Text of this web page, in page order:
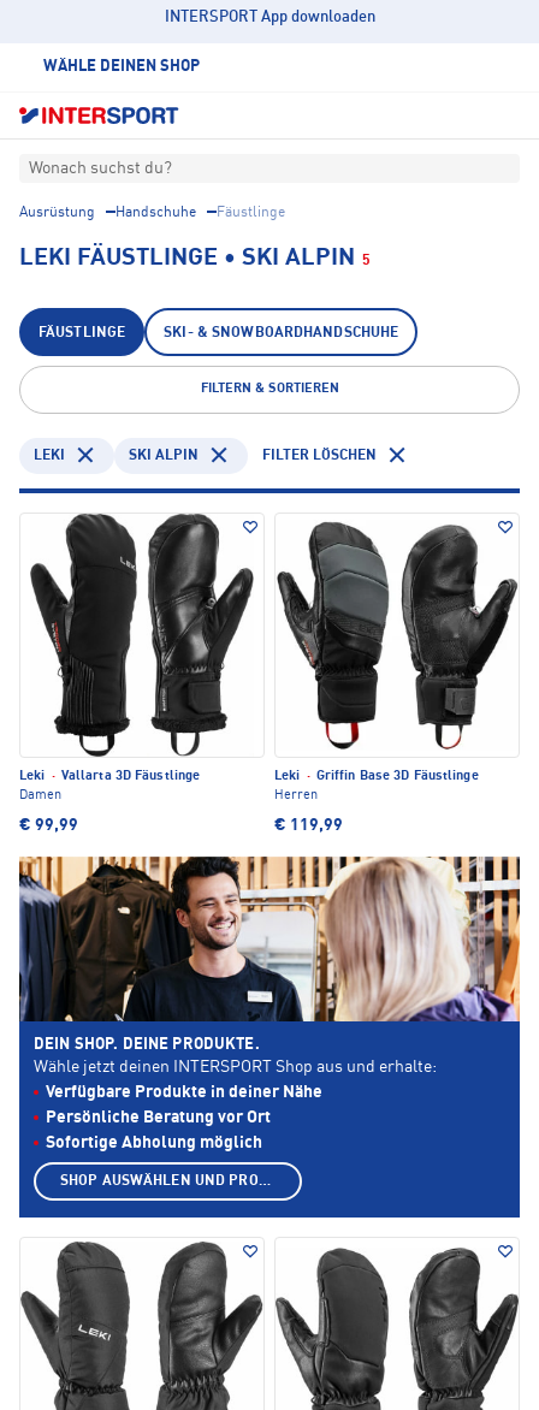
INTERSPORT App downloaden
WÄHLE DEINEN SHOP
Wonach suchst du?
Ausrüstung Handschuhe Fäustlinge
LEKI FÄUSTLINGE • SKI ALPIN 5
FÄUSTLINGE SKI- & SNOWBOARDHANDSCHUHE
FILTERN & SORTIEREN
LEKI SKI ALPIN FILTER LÖSCHEN
Leki · Vallarta 3D Fäustlinge
Damen
€ 99,99
Leki · Griffin Base 3D Fäustlinge
Herren
€ 119,99
DEIN SHOP. DEINE PRODUKTE.
Wähle jetzt deinen INTERSPORT Shop aus und erhalte:
Verfügbare Produkte in deiner Nähe
Persönliche Beratung vor Ort
Sofortige Abholung möglich
SHOP AUSWÄHLEN UND PRODUKTE ANZEIGEN